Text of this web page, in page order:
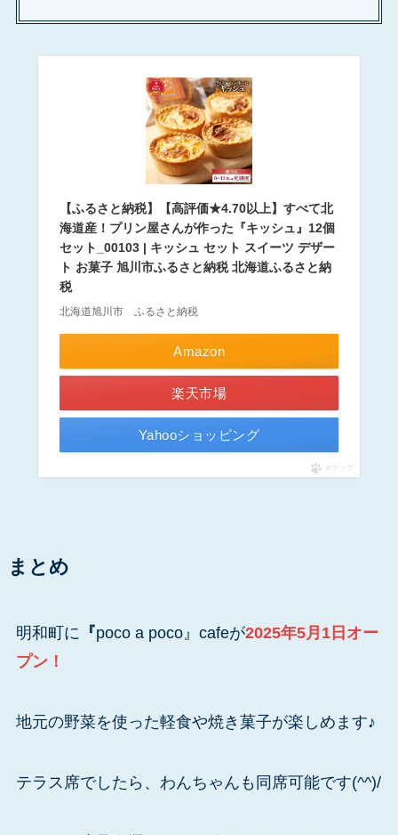
【ふるさと納税】【高評価★4.70以上】すべて北
海道産！プリン屋さんが作った『キッシュ』12個
セット_00103 | キッシュ セット スイーツ デザー
ト お菓子 旭川市ふるさと納税 北海道ふるさと納
税
北海道旭川市 ふるさと納税
Amazon
楽天市場
Yahooショッピング
ポチップ
まとめ
明和町に 『poco a poco』cafeが2025年5月1日オー
プン！
地元の野菜を使った軽食や焼き菓子が楽しめます♪
テラス席でしたら、わんちゃんも同席可能です(^^)/